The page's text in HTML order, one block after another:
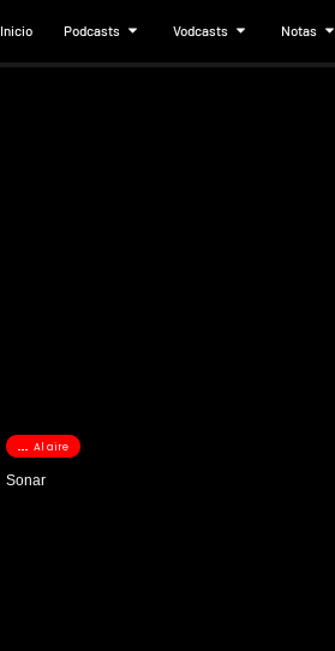
Inicio Podcasts Vodcasts Notas
Al aire
Sonar